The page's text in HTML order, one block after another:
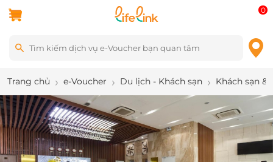
0
Trang chủ e-Voucher Du lịch - Khách sạn Khách sạn &